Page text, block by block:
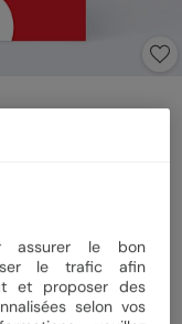
Papier Satiné
assurer le bon
le trafic afin
et proposer des
selon vos